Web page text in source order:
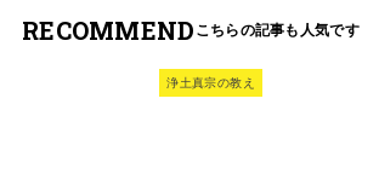
RECOMMEND
浄土真宗の教え